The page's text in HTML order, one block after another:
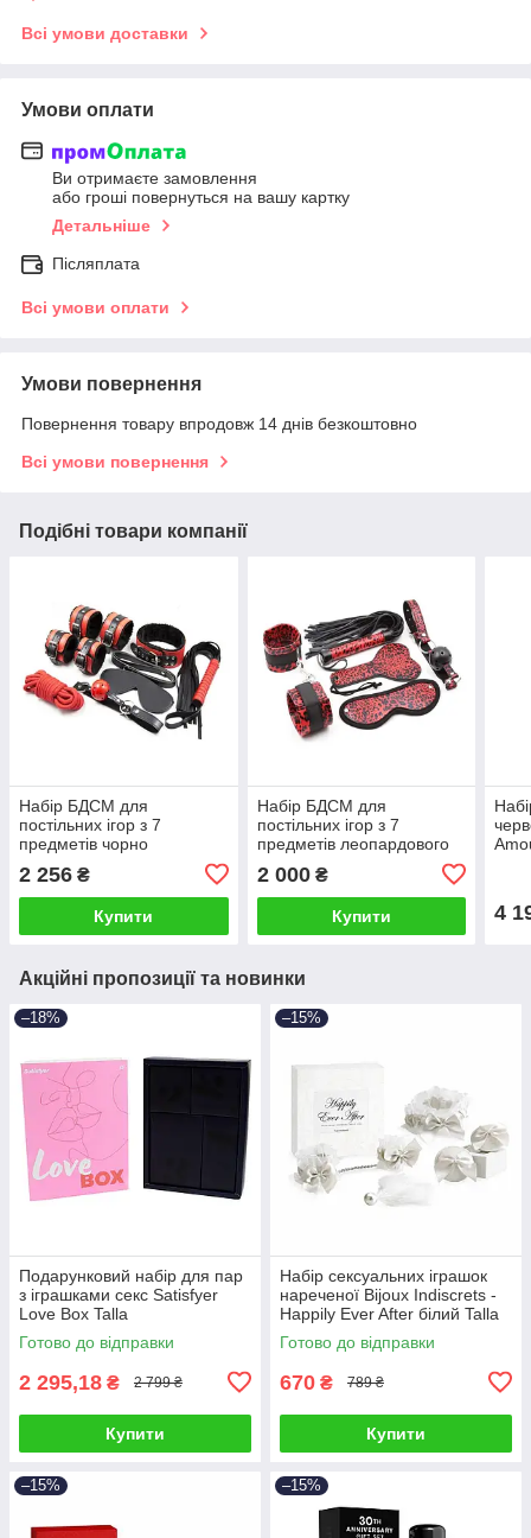
Всі умови доставки
Умови оплати
Ви отримаєте замовлення
або гроші повернуться на вашу картку
Детальніше
Післяплата
Всі умови оплати
Умови повернення
Повернення товару впродовж 14 днів безкоштовно
Всі умови повернення
Подібні товари компанії
Набір БДСМ для
постільних ігор з 7
предметів чорно
червоного кольору Shades
of Love Talla
2 256 ₴
Купити
Набір БДСМ для
постільних ігор з 7
предметів леопардового
чорно червоного кольору
Shades of Love Talla
2 000₴
Купити 4
Акційні пропозиції та новинки
–18%
Подарунковий набір для пар
з іграшками секс Satisfyer
Love Box Talla
Готово до відправки
2 295,18 ₴ 2 799 ₴
Купити
–15%
Набір сексуальних іграшок
нареченої Bijoux Indiscrets -
Happily Ever After білий Talla
Готово до відправки
670 ₴ 789 ₴
Купити
–15% –15%